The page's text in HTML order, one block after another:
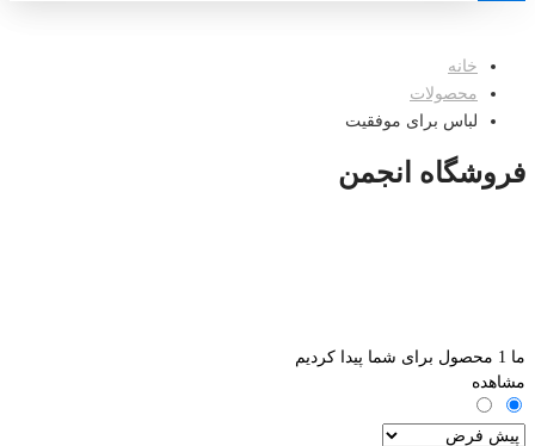
خانه
محصولات
لباس برای موفقیت
فروشگاه انجمن
ما 1 محصول برای شما پیدا کردیم
مشاهده